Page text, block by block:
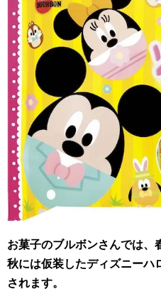
お菓子のブルボンさんでは、
秋には仮装したディズニーハ
されます。